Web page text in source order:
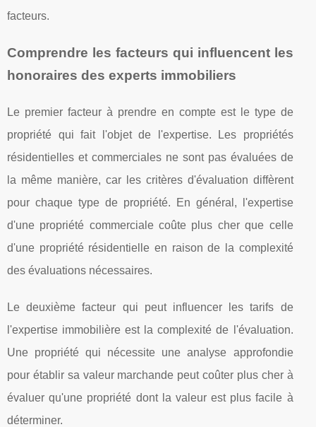
facteurs.
Comprendre les facteurs qui influencent les
honoraires des experts immobiliers
Le premier facteur à prendre en compte est le type de
propriété qui fait l'objet de l'expertise. Les propriétés
résidentielles et commerciales ne sont pas évaluées de
la même manière, car les critères d'évaluation diffèrent
pour chaque type de propriété. En général, l'expertise
d'une propriété commerciale coûte plus cher que celle
d'une propriété résidentielle en raison de la complexité
des évaluations nécessaires.
Le deuxième facteur qui peut influencer les tarifs de
l'expertise immobilière est la complexité de l'évaluation.
Une propriété qui nécessite une analyse approfondie
pour établir sa valeur marchande peut coûter plus cher à
évaluer qu'une propriété dont la valeur est plus facile à
déterminer.